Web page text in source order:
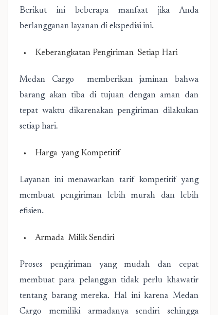
Berikut ini beberapa manfaat jika Anda
berlangganan layanan di ekspedisi ini.
Keberangkatan Pengiriman Setiap Hari
Medan Cargo memberikan jaminan bahwa
barang akan tiba di tujuan dengan aman dan
tepat waktu dikarenakan pengiriman dilakukan
setiap hari.
Harga yang Kompetitif
Layanan ini menawarkan tarif kompetitif yang
membuat pengiriman lebih murah dan lebih
efisien.
Armada Milik Sendiri
Proses pengiriman yang mudah dan cepat
membuat para pelanggan tidak perlu khawatir
tentang barang mereka. Hal ini karena Medan
Cargo memiliki armadanya sendiri sehingga